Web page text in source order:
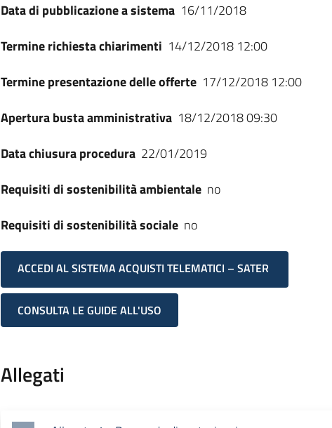
Data di pubblicazione a sistema 16/11/2018
Termine richiesta chiarimenti 14/12/2018 12:00
Termine presentazione delle offerte 17/12/2018 12:00
Apertura busta amministrativa 18/12/2018 09:30
Data chiusura procedura 22/01/2019
Requisiti di sostenibilità ambientale no
Requisiti di sostenibilità sociale no
ACCEDI AL SISTEMA ACQUISTI TELEMATICI – SATER
CONSULTA LE GUIDE ALL'USO
Allegati